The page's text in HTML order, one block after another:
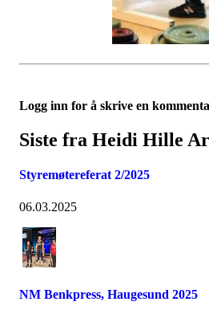
Logg inn for å skrive en
Siste fra Heidi Hille
Styremøtereferat 2/2025
06.03.2025
NM Benkpress, Haugesund 2025